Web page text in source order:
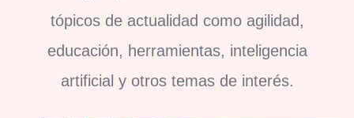
tópicos de actualidad como agilidad,
educación, herramientas, inteligencia
artificial y otros temas de interés.